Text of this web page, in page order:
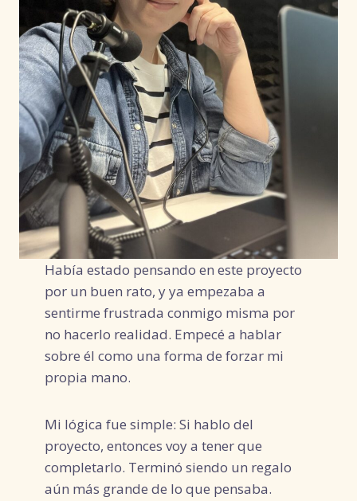
Había estado pensando en este proyecto
por un buen rato, y ya empezaba a
sentirme frustrada conmigo misma por
no hacerlo realidad. Empecé a hablar
sobre él como una forma de forzar mi
propia mano.
Mi lógica fue simple: Si hablo del
proyecto, entonces voy a tener que
completarlo. Terminó siendo un regalo
aún más grande de lo que pensaba.